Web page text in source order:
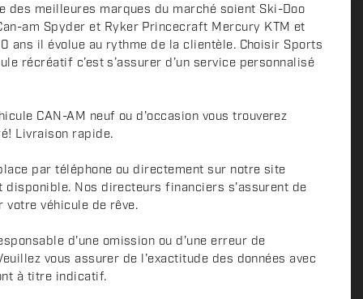
des meilleures marques du marché soient Ski-Doo
am Spyder et Ryker Princecraft Mercury KTM et
ans il évolue au rythme de la clientèle. Choisir Sports
récréatif c’est s’assurer d’un service personnalisé
CAN-AM neuf ou d'occasion vous trouverez
Livraison rapide.
par téléphone ou directement sur notre site
disponible. Nos directeurs financiers s'assurent de
véhicule de rêve.
d'une omission ou d'une erreur de
vous assurer de l'exactitude des données avec
à titre indicatif.